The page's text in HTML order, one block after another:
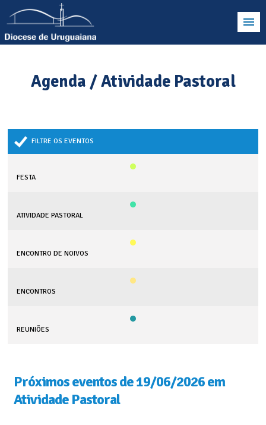
Agenda / Atividade Pastoral
FILTRE OS EVENTOS
FESTA
ATIVIDADE PASTORAL
ENCONTRO DE NOIVOS
ENCONTROS
REUNIÕES
Próximos eventos de 19/06/2026 em
Atividade Pastoral